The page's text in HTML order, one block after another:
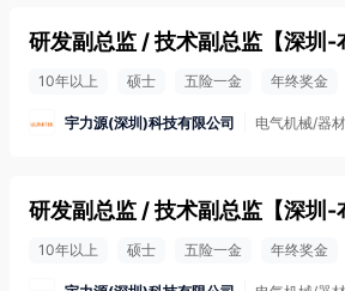
研发副总监 / 技术副总监 【深圳-
10年以上 硕士 五险一金 年终奖金
宇力源(深圳)科技有限公司 电气机械/器
研发副总监 / 技术副总监 【深圳-
10年以上 硕士 五险一金 年终奖金